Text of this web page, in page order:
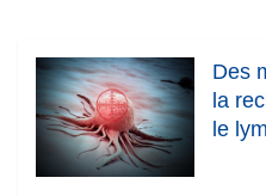
Des
la
le